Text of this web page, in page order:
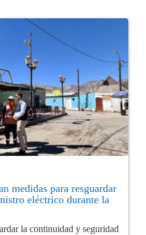
medidas para resguardar
eléctrico durante la
la continuidad y seguridad